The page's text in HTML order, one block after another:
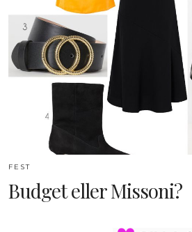
FEST
Budget eller Missoni?